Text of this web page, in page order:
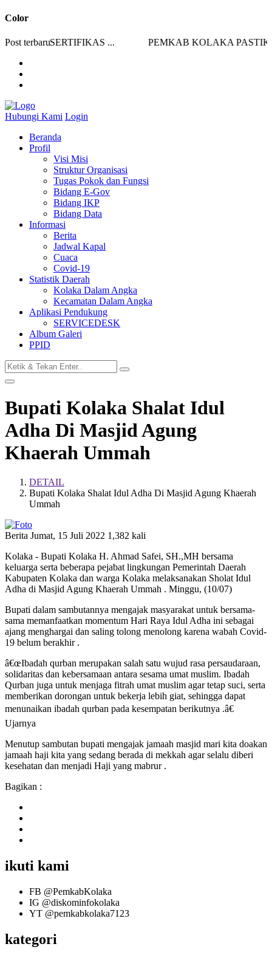
Color
Post terbaru
UJI SERTIFIKAS ... PEMKAB KOLAKA
Hubungi Kami Login
Beranda
Profil
Visi Misi
Struktur Organisasi
Tugas Pokok dan Fungsi
Bidang E-Gov
Bidang IKP
Bidang Data
Informasi
Berita
Jadwal Kapal
Cuaca
Covid-19
Statistik Daerah
Kolaka Dalam Angka
Kecamatan Dalam Angka
Aplikasi Pendukung
SERVICEDESK
Album Galeri
PPID
Bupati Kolaka Shalat Idul
Adha Di Masjid Agung
Khaerah Ummah
DETAIL
Bupati Kolaka Shalat Idul Adha Di Masjid Agung Khaerah
Ummah
Berita Jumat, 15 Juli 2022 1,382 kali
Kolaka - Bupati Kolaka H. Ahmad Safei, SH.,MH bersama
keluarga serta beberapa pejabat lingkungan Pemerintah Daerah
Kabupaten Kolaka dan warga Kolaka melaksanakan Sholat Idul
Adha di Masjid Agung Khaerah Ummah . Minggu, (10/07)
Bupati dalam sambutannya mengajak masyarakat untuk bersama-
sama memanfaatkan momentum Hari Raya Idul Adha ini sebagai
ajang menghargai dan saling tolong menolong karena wabah Covid-
19 belum berakhir .
â€œIbadah qurban merupakan salah satu wujud rasa persaudaraan,
solidaritas dan kebersamaan antara sesama umat muslim. Ibadah
Qurban juga untuk menjaga fitrah umat muslim agar tetap suci, serta
memberikan dorongan untuk bekerja lebih giat, sehingga dapat
menunaikan ibadah qurban pada kesempatan berikutnya .â€
Ujarnya
Menutup sambutan bupati mengajak jamaah masjid mari kita doakan
jamaah haji kita yang sedang berada di mekkah agar selalu diberi
kesehatan dan menjadi Haji yang mabrur .
Bagikan :
ikuti kami
FB @PemkabKolaka
IG @diskominfokolaka
YT @pemkabkolaka7123
kategori